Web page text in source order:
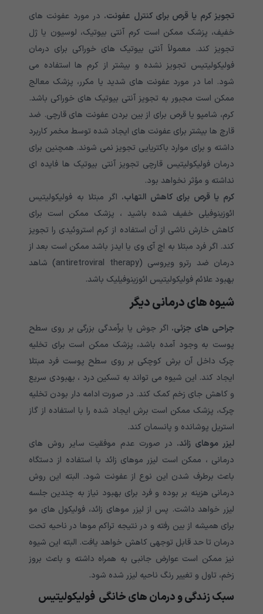
تجویز کرم یا قرص برای کنترل عفونت. در مورد عفونت های
خفیف، پزشک ممکن است کرم آنتی بیوتیک، لوسیون یا ژل
تجویز کند. معمولاً آنتی بیوتیک های خوراکی برای درمان
فولیکولیتیس تجویز نشده و بیشتر از کرم ها استفاده می
شود. اما در مورد عفونت های شدید یا مکرر، پزشک معالج
ممکن است مجبور به تجویز آنتی بیوتیک های خوراکی باشد.
کرم، شامپو یا قرص برای از بین بردن عفونت های قارچی. ضد
قارچ ها بیشتر برای عفونت های ایجاد شده توسط مخمر کاربرد
داشته و برای موارد باکتریایی تجویز نمی شوند. همچنین برای
درمان فولیکولیتیس قارچی تجویز آنتی بیوتیک ها فایده ای
نداشته و مؤثر نخواهد بود.
کرم یا قرص برای کاهش التهاب. اگر مبتلا به فولیکولیتیس
ائوزینوفیلی خفیف شده باشید ، پزشک ممکن است برای
کاهش خارش ناشی از آن استفاده از کرم استروئیدی را تجویز
کند. اگر فرد مبتلا به اچ آی وی یا ایدز باشد ممکن است بعد از
درمان ضد رترو ویروسی (antiretroviral therapy) شاهد
بهبود علائم فولیکولیتیس ائوزینوفیلیک باشد.
شیوه های درمانی دیگر
جراحی های جزئی. اگر جوش یا برآمدگی بزرگی بر روی سطح
پوست به وجود آمده باشد، پزشک ممکن است برای تخلیه
چرک داخل آن برش کوچکی بر روی سطح پوست فرد مبتلا
ایجاد کند. این شیوه می تواند به تسکین درد ، بهبودی سریع
و کاهش جای زخم کمک کند. در صورت ادامه دار بودن تخلیه
چرک، پزشک ممکن است برش ایجاد شده را با استفاده از گاز
استریل پوشانده و پانسمان کند.
لیزر موهای زائد. در صورت عدم موفقیت سایر روش های
درمانی ، ممکن است لیزر موهای زائد با استفاده از دستگاه
باعث برطرف شدن این نوع از عفونت شود. البته این روش
درمانی هزینه بر بوده و فرد برای بهبود نیاز به چندین جلسه
لیزر خواهد داشت. پس از لیزر موهای زائد، فولیکول های مو
برای همیشه از بین رفته و در نتیجه تراکم موها در ناحیه تحت
درمان تا حد قابل توجهی کاهش خواهد یافت. البته این شیوه
نیز ممکن است عوارض جانبی به همراه داشته و باعث بروز
زخم، تاول و تغییر رنگ ناحیه لیزر شده شود.
سبک زندگی و درمان های خانگی فولیکولیتیس